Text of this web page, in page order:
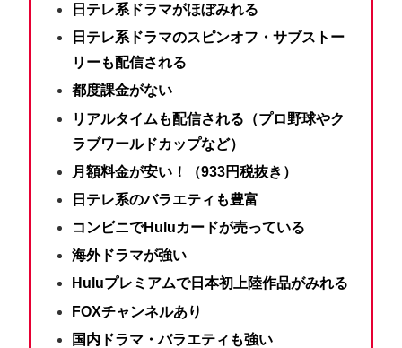
日テレ系ドラマがほぼみれる
日テレ系ドラマのスピンオフ・サブストー
リーも配信される
都度課金がない
リアルタイムも配信される（プロ野球やク
ラブワールドカップなど）
月額料金が安い！（933円税抜き）
日テレ系のバラエティも豊富
コンビニでHuluカードが売っている
海外ドラマが強い
Huluプレミアムで日本初上陸作品がみれる
FOXチャンネルあり
国内ドラマ・バラエティも強い